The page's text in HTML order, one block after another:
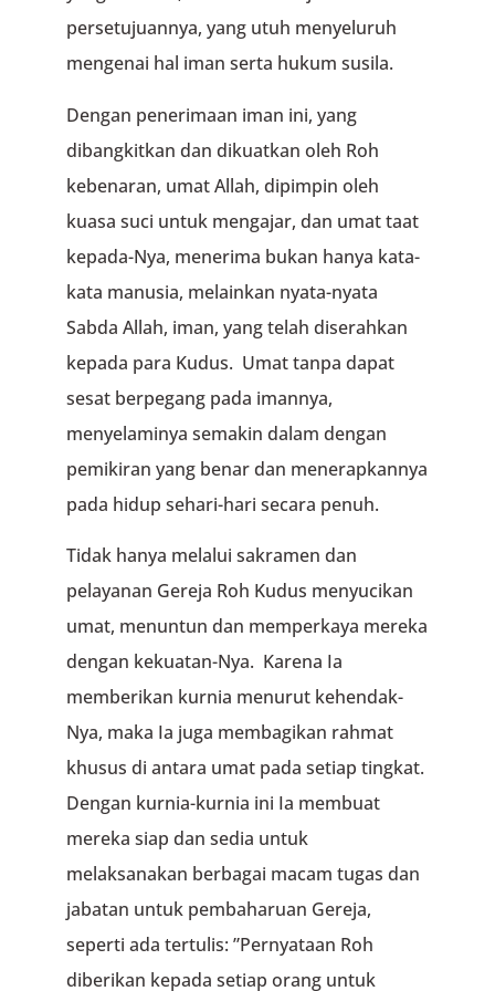
persetujuannya, yang utuh menyeluruh
mengenai hal iman serta hukum susila.
Dengan penerimaan iman ini, yang
dibangkitkan dan dikuatkan oleh Roh
kebenaran, umat Allah, dipimpin oleh
kuasa suci untuk mengajar, dan umat taat
kepada-Nya, menerima bukan hanya kata-
kata manusia, melainkan nyata-nyata
Sabda Allah, iman, yang telah diserahkan
kepada para Kudus. Umat tanpa dapat
sesat berpegang pada imannya,
menyelaminya semakin dalam dengan
pemikiran yang benar dan menerapkannya
pada hidup sehari-hari secara penuh.
Tidak hanya melalui sakramen dan
pelayanan Gereja Roh Kudus menyucikan
umat, menuntun dan memperkaya mereka
dengan kekuatan-Nya. Karena Ia
memberikan kurnia menurut kehendak-
Nya, maka Ia juga membagikan rahmat
khusus di antara umat pada setiap tingkat.
Dengan kurnia-kurnia ini Ia membuat
mereka siap dan sedia untuk
melaksanakan berbagai macam tugas dan
jabatan untuk pembaharuan Gereja,
seperti ada tertulis: ”Pernyataan Roh
diberikan kepada setiap orang untuk